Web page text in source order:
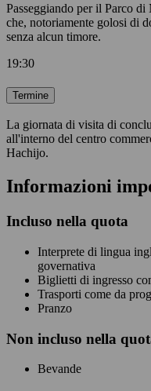
Passeggiando per il Parco
che, notoriamente golosi di
senza alcun timore.
19:30
Termine
La giornata di visita di
all'interno del centro
Hachijo.
Informazioni
Incluso nella quota
Interprete di lingua
governativa
Biglietti di ingresso
Trasporti come da
Pranzo
Non incluso nella
Bevande